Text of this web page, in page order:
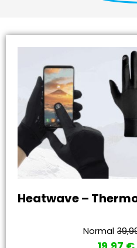
Heatwave –
Normal